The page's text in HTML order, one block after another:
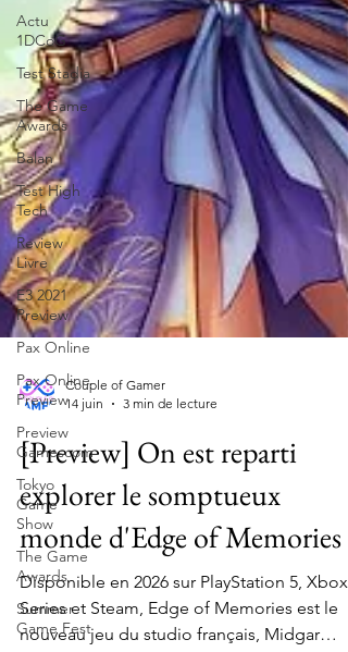
Actu
1DCoG
Test Stadia
The Game
Awards
Balan
Test High
Tech
Review
Livre
E3 2021
Preview
Pax Online
Pax Online
Preview
Preview
Gamescom
Tokyo
Game
Show
The Game
Awards
Summer
Game Fest
Couple of Gamer
14 juin
3 min de lecture
[Preview] On est reparti
explorer le somptueux
monde d'Edge of Memories
Disponible en 2026 sur PlayStation 5, Xbox